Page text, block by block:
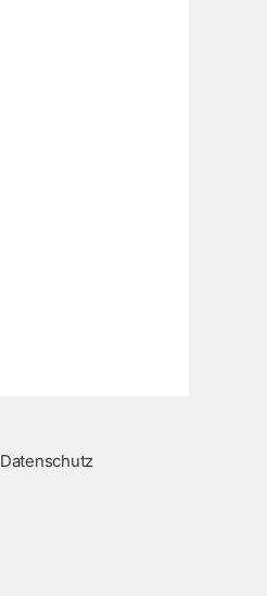
Datenschutz